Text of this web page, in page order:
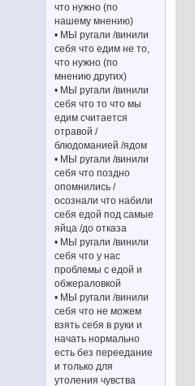
что нужно (по
нашему мнению)
• МЫ ругали /винили
себя что едим не то,
что нужно (по
мнению других)
• МЫ ругали /винили
себя что то что мы
едим считается
отравой /
блюдоманией /ядом
• МЫ ругали /винили
себя что поздно
опомнились /
осознали что набили
себя едой под самые
яйца /до отказа
• МЫ ругали /винили
себя что у нас
проблемы с едой и
обжераловкой
• МЫ ругали /винили
себя что не можем
взять себя в руки и
начать нормально
есть без переедание
и только для
утоления чувства